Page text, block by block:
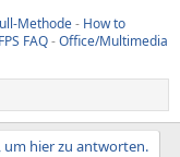
Methode- How to
FAQ-Office/Multimedia
hier zu antworten.